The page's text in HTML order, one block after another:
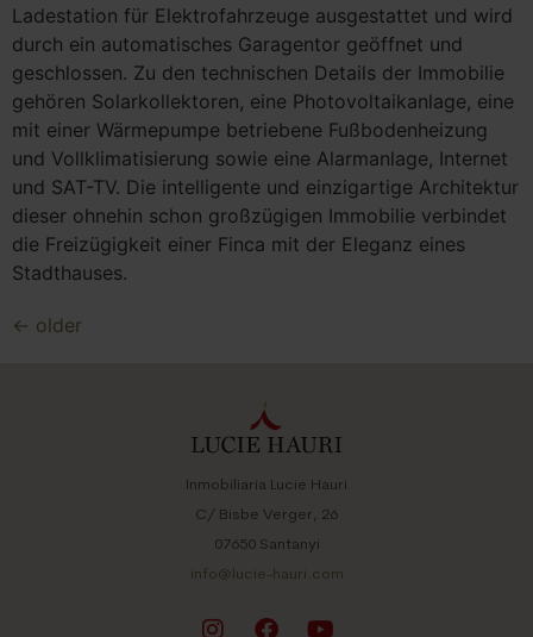
Ladestation für Elektrofahrzeuge ausgestattet und wird
durch ein automatisches Garagentor geöffnet und
geschlossen. Zu den technischen Details der Immobilie
gehören Solarkollektoren, eine Photovoltaikanlage, eine
mit einer Wärmepumpe betriebene Fußbodenheizung
und Vollklimatisierung sowie eine Alarmanlage, Internet
und SAT-TV. Die intelligente und einzigartige Architektur
dieser ohnehin schon großzügigen Immobilie verbindet
die Freizügigkeit einer Finca mit der Eleganz eines
Stadthauses.
← older
Inmobiliaria Lucie Hauri
C/ Bisbe Verger, 26
07650 Santanyi
info@lucie-hauri.com